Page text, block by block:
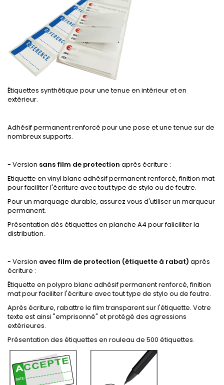
Étiquettes synthétique pour une tenue en intérieur et en
extérieur.
Adhésif permanent renforcé pour une pose et une tenue sur de
nombreux supports.
- Version sans film de protection après écriture :
Etiquette en vinyl blanc adhésif permanent renforcé, finition mat
pour faciliter l'écriture avec tout type de stylo ou de feutre.
Pour un marquage durable, assurez vous d'utiliser un marqueur
permanent.
Présentation dés étiquettes en planche A4 pour faliciliter la
distribution.
- Version avec film de protection (étiquette à rabat) après
écriture :
Étiquette en polypro blanc adhésif permanent renforcé, finition
mat pour faciliter l'écriture avec tout type de stylo ou de feutre.
Après écriture, rabattre le film transparent sur l'étiquette. Votre
texte est ainsi "emprisonné" et protégé des agressions
extérieures.
Présentation des étiquettes en rouleau de 500 étiquettes.